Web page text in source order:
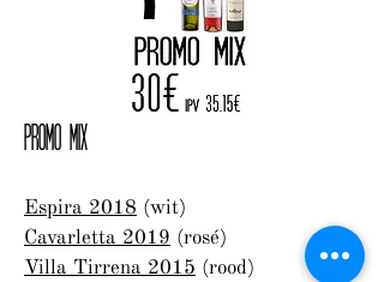
PROMO MIX
Espira 2018 (wit)
Cavarletta 2019 (rosé)
Villa Tirrena 2015 (rood)